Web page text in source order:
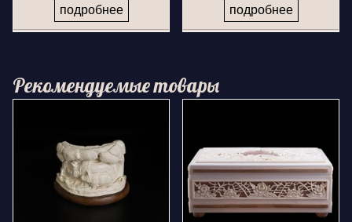
подробнее подробнее
Рекомендуемые товары